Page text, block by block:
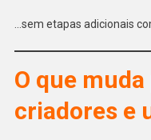
…sem etapas adicionais
O que
criadores e